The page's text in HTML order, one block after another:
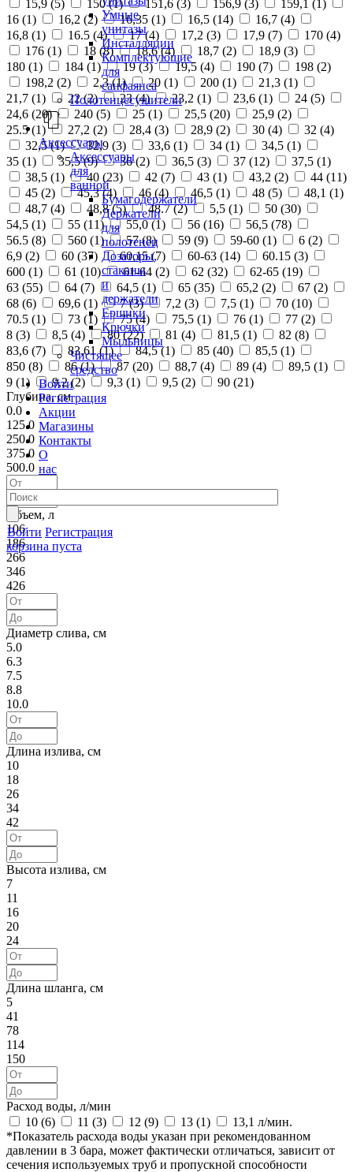
Умные
унитазы
Инсталляции
Комплектующие
для
санфаянса
Полотенцесушители
Аксессуары
Аксессуары
для
ванной
Бумагодержатели
Держатели
для
полотенец
Дозаторы,
стаканы
и
держатели
Ершики
Крючки
Мыльницы
Чистящее
средство
Войти
Регистрация
Акции
Магазины
Контакты
О
нас
Войти Регистрация
корзина пуста
15,9 (5) 150 (1) 151,6 (3) 156,9 (3) 159,1 (1 )
16 (1) 16,2 (2) 16,35 (1) 16,5 (14) 16,7 (4)
16,8 (1) 16.5 (4) 17 (4) 17,2 (3) 17,9 (7) 170 (4)
176 (1) 18 (8) 18,6 (4) 18,7 (2) 18,9 (3)
180 (1) 184 (1) 19 (3) 19,5 (4) 190 (7) 198 (2)
198,2 (2) 2,3 (1) 20 (1) 200 (1) 21,3 (1)
21,7 (1) 22 (2) 23 (4) 23,2 (1) 23,6 (1) 24 (5)
24,6 (20) 240 (5) 25 (1) 25,5 (20) 25,9 (2)
25.5 (1) 27,2 (2) 28,4 (3) 28,9 (2) 30 (4) 32 (4)
32,5 (1) 32,9 (3) 33,6 (1) 34 (1) 34,5 (1)
35 (1) 35,5 (9) 36 (2) 36,5 (3) 37 (12) 37,5 (1)
38,5 (1) 40 (23) 42 (7) 43 (1) 43,2 (2) 44 (11)
45 (2) 45,3 (4) 46 (4) 46,5 (1) 48 (5) 48,1 (1)
48,7 (4) 48,8 (5) 48.7 (2) 5,5 (1) 50 (30)
54,5 (1) 55 (11) 55,0 (1) 56 (16) 56,5 (78)
56.5 (8) 560 (1) 57 (8) 59 (9) 59-60 (1) 6 (2)
6,9 (2) 60 (37) 60,15 (7) 60-63 (14) 60.15 (3)
600 (1) 61 (10) 61-64 (2) 62 (32) 62-65 (19)
63 (55) 64 (7) 64,5 (1) 65 (35) 65,2 (2) 67 (2)
68 (6) 69,6 (1) 7 (3) 7,2 (3) 7,5 (1) 70 (10)
70.5 (1) 73 (1) 75 (4) 75,5 (1) 76 (1) 77 (2)
8 (3) 8,5 (4) 80 (22) 81 (4) 81,5 (1) 82 (8)
83,6 (7) 83,61 (1) 84,5 (1) 85 (40) 85,5 (1)
850 (8) 86 (1) 87 (20) 88,7 (4) 89 (4) 89,5 (1)
9 (1) 9,2 (2) 9,3 (1) 9,5 (2) 90 (21)
Глубина, см
0.0
125.0
250.0
375.0
500.0
Объем, л
106
186
266
346
426
Диаметр слива, см
5.0
6.3
7.5
8.8
10.0
Длина излива, см
10
18
26
34
42
Высота излива, см
7
11
16
20
24
Длина шланга, см
5
41
78
114
150
Расход воды, л/мин
10 (6) 11 (3) 12 (9) 13 (1)
13,1 л/мин.
*Показатель расхода воды указан при рекомендованном
давлении в 3 бара, может фактически отличаться, зависит от
сечения используемых труб и пропускной способности